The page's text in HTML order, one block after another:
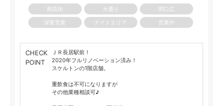
商店街 大通り
間口広
深夜営業
ナイトエリア 営業中
CHECK
POINT
ＪＲ長居駅前！
2020年フルリノベーション済み！
スケルトンの1階店舗。
重飲食は不可になりますが
その他業種相談可♪